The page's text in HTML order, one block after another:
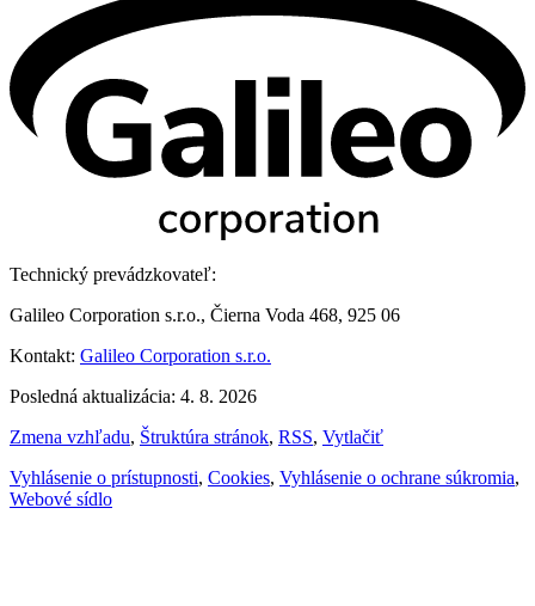
Technický prevádzkovateľ:
Galileo Corporation s.r.o., Čierna Voda 468, 925 06
Kontakt: Galileo Corporation s.r.o.
Posledná aktualizácia: 4. 8. 2026
Zmena vzhľadu, Štruktúra stránok, RSS, Vytlačiť
Vyhlásenie o prístupnosti, Cookies, Vyhlásenie o ochrane súkromia,
Webové sídlo